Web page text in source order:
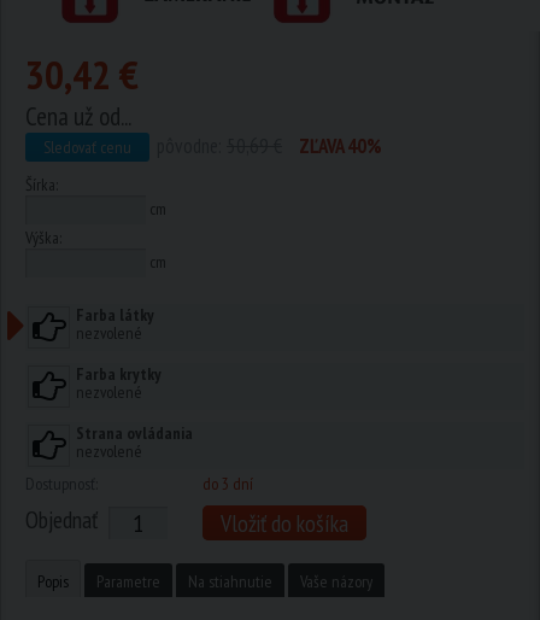
30,42 €
Cena už od...
Sledovať cenu ZĽAVA 40%
Šírka:
cm
Výška:
cm
Farba látky
nezvolené
Farba krytky
nezvolené
Strana ovládania
nezvolené
do 3 dní
Objednať Vložiť do košíka
Popis Parametre Na stiahnutie Vaše názory